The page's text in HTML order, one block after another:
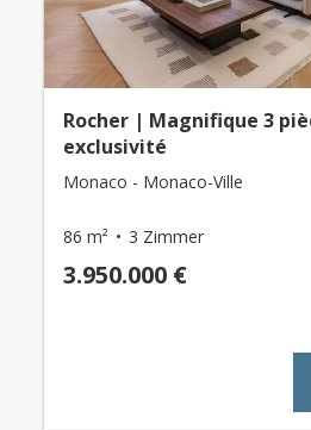
Rocher | Magnifique 3
exclusivité
Monaco - Monaco-Ville
86 m² 3 Zimmer
3.950.000 €